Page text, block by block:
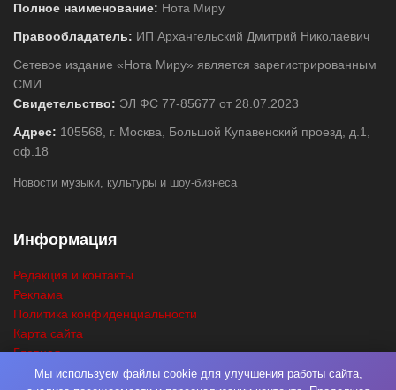
Полное наименование: Нота Миру
Правообладатель: ИП Архангельский Дмитрий Николаевич
Сетевое издание «Нота Миру» является зарегистрированным
СМИ
Свидетельство: ЭЛ ФС 77-85677 от 28.07.2023
Адрес: 105568, г. Москва, Большой Купавенский проезд, д.1,
оф.18
Новости музыки, культуры и шоу-бизнеса
Информация
Редакция и контакты
Реклама
Политика конфиденциальности
Карта сайта
Главная
ПоискМы используем файлы cookie для улучшения работы сайта,